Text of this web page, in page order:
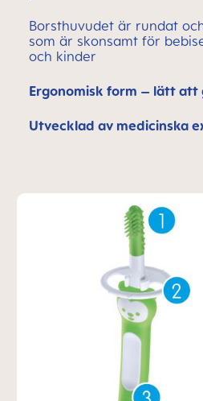
Borsthuvudet är rundat
som är skonsamt för
och kinder
Ergonomisk form – lätt att
Utvecklad av medicinska